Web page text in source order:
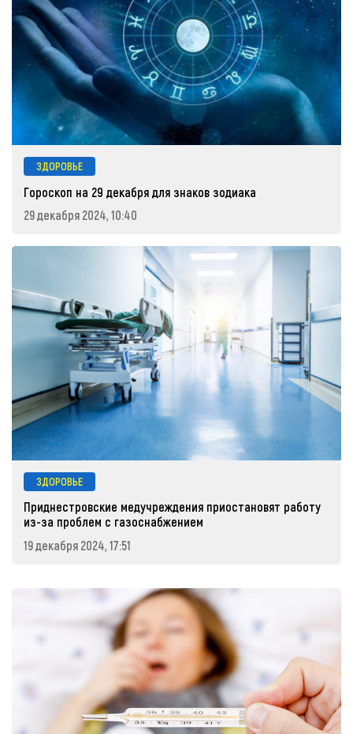
ЗДОРОВЬЕ
Гороскоп на 29 декабря для знаков зодиака
29 декабря 2024, 10:40
ЗДОРОВЬЕ
Приднестровские медучреждения приостановят работу
из-за проблем с газоснабжением
19 декабря 2024, 17:51